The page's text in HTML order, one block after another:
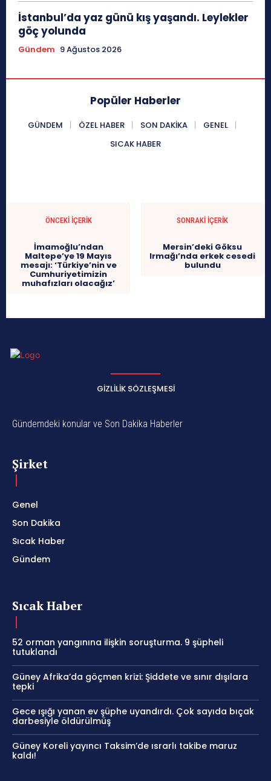
İstanbul’da yaz günü kış yaşandı. Leylekler
göç yolunda
Gündem 9 Ağustos 2026
Popüler Haberler
GÜNDEM ÖZEL HABER SON DAKIKA
GENEL
SICAK HABER
ÖNCEKI İÇERIK
İmamoğlu’ndan
Maltepe’ye 19 Mayıs
mesajı: ‘Türkiye’nin ve
Cumhuriyetimizin
muhafızları olacağız’
SONRAKI İÇERIK
Mersin’deki Göksu
Irmağı’nda erkek cesedi
bulundu
GIZLILIK SÖZLEŞMESI
Gündemdeki konular ve Son Dakika Haberler
Şirket
Genel
Son Dakika
Sıcak Haber
Gündem
Sıcak Haber
52 orman yangınına ilişkin soruşturma. 9 şüpheli
tutuklandı
Güney Afrika’da göçmen krizi: Şiddete ve sınır dışılara
tepki
Gece ışığı yanan ev şüphe uyandırdı. Çok sayıda bıçak
darbesiyle öldürülmüş
Güney Koreli yayıncı Taksim’de ısrarlı takibe maruz
kaldı!